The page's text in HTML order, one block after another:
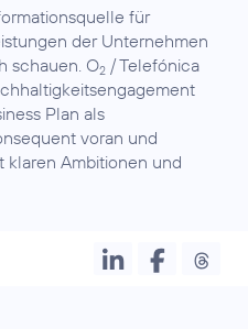
für
der Unternehmen
schauen. O2 / Telefónica
Plan als
voran und
klaren Ambitionen und